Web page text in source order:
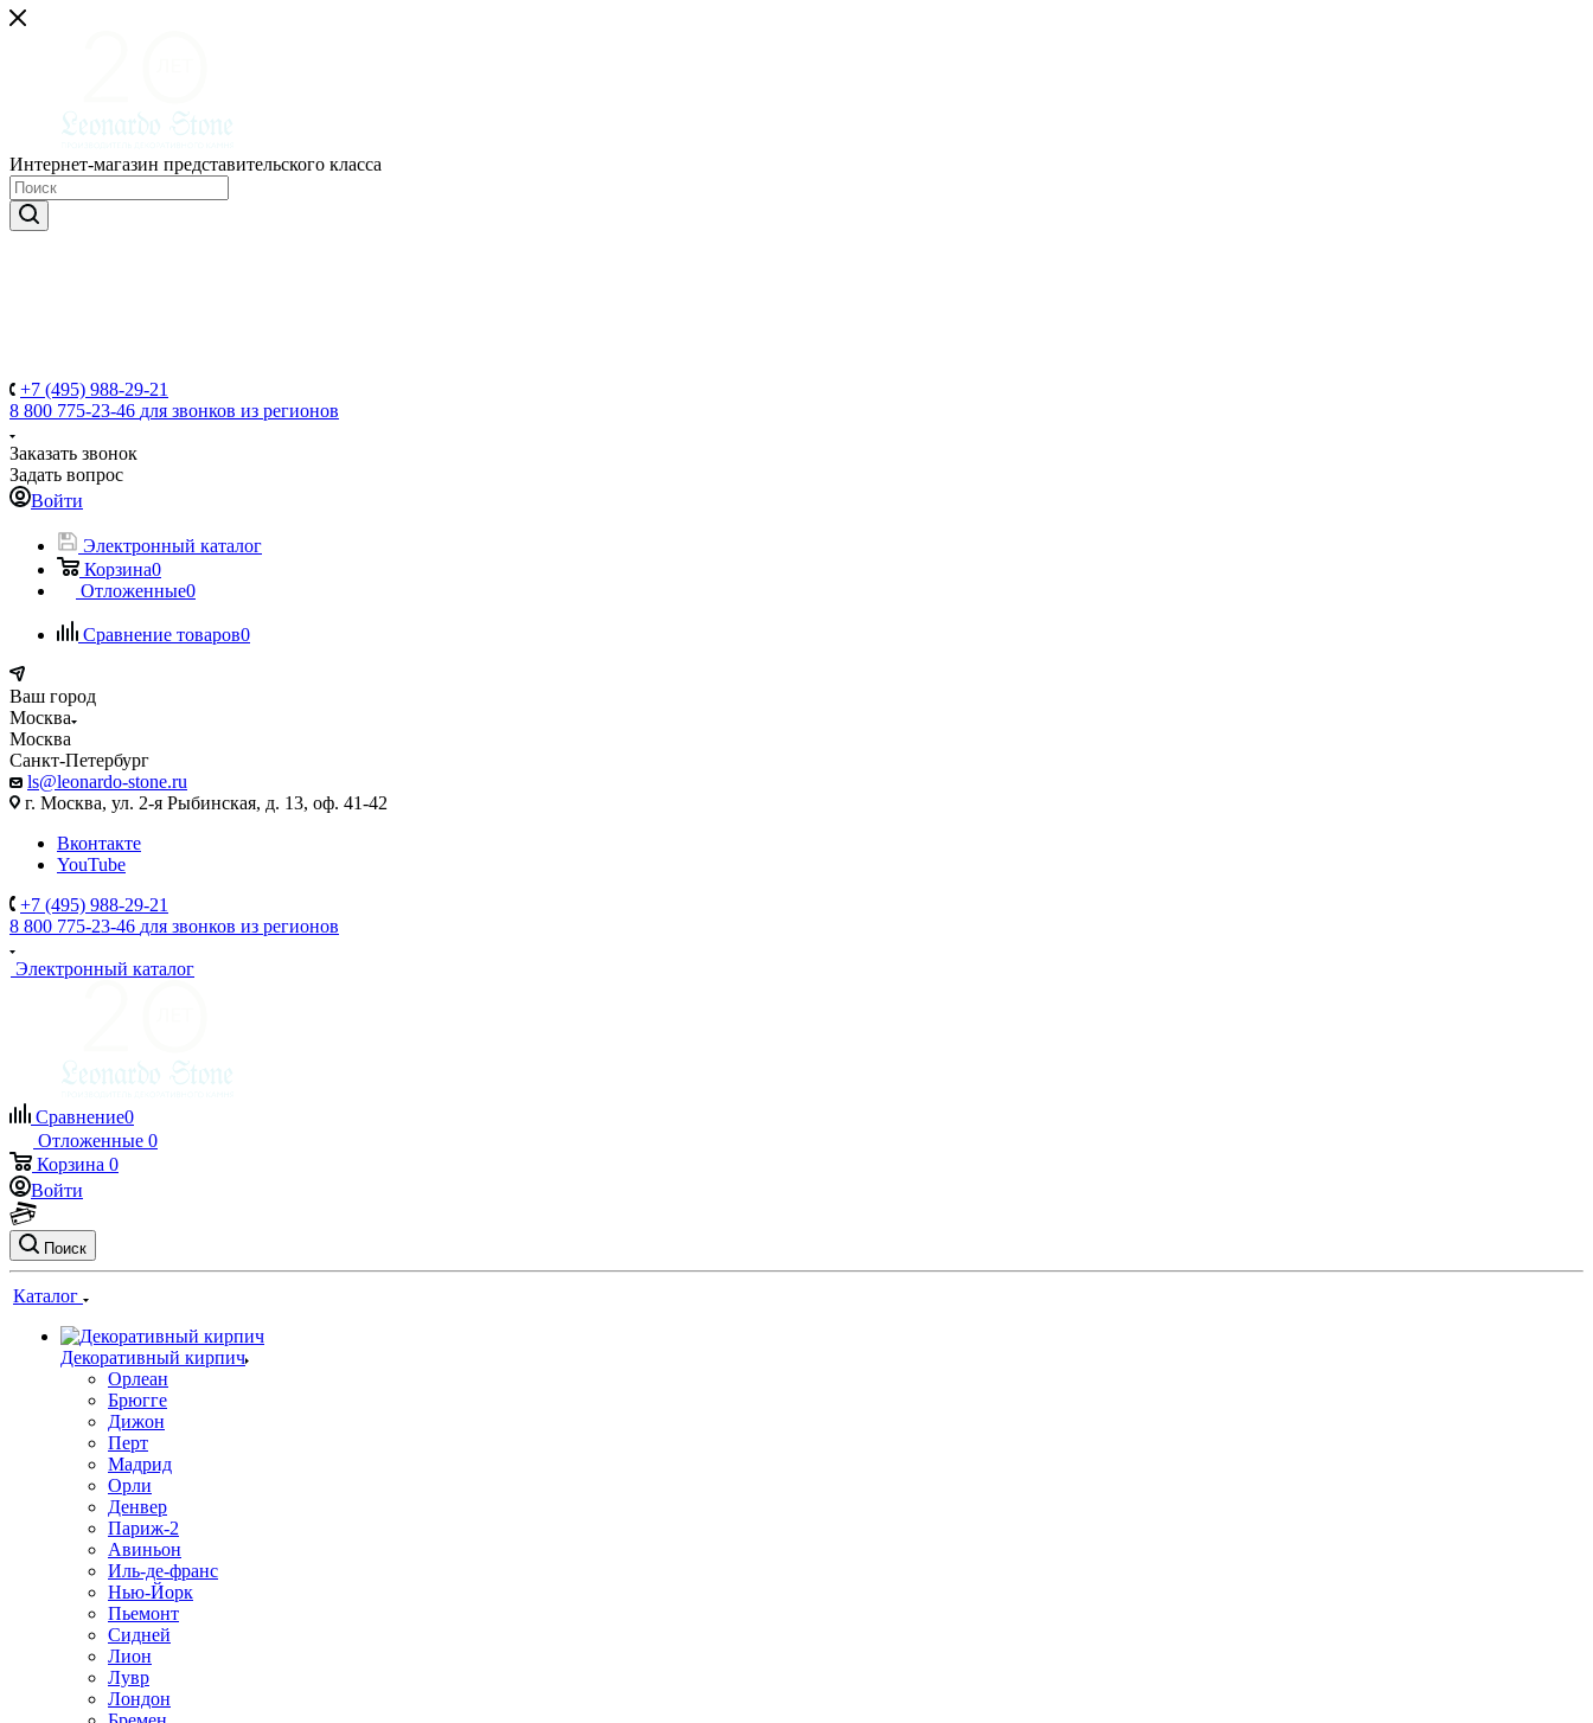
Интернет-магазин представительского класса
+7 (495) 988-29-21
8 800 775-23-46 для звонков из регионов
Заказать звонок
Задать вопрос
Войти
Электронный каталог
Корзина0
Отложенные0
Сравнение товаров0
Ваш город
Москва
Москва
Санкт-Петербург
ls@leonardo-stone.ru
г. Москва, ул. 2-я Рыбинская, д. 13, оф. 41-42
Вконтакте
YouTube
+7 (495) 988-29-21
8 800 775-23-46 для звонков из регионов
Электронный каталог
Сравнение0
Отложенные 0
Корзина 0
Войти
Поиск
Каталог
Декоративный кирпич
Орлеан
Брюгге
Дижон
Перт
Мадрид
Орли
Денвер
Париж-2
Авиньон
Иль-де-франс
Нью-Йорк
Пьемонт
Сидней
Лион
Лувр
Лондон